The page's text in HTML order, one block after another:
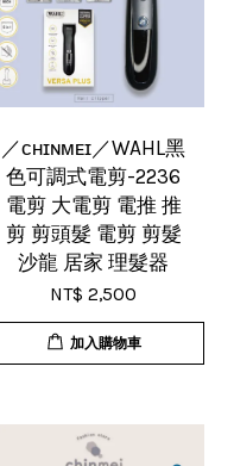
／ᴄʜɪɴᴍᴇɪ／WAHL黑
色可調式電剪-2236
電剪 大電剪 電推 推
剪 剪頭髮 電剪 剪髮
沙龍 居家 理髮器
NT$ 2,500
加入購物車